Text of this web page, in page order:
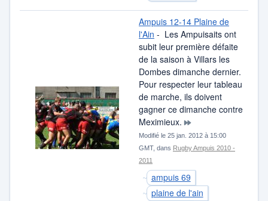
Ampuis 12-14 Plaine de
l'Ain - Les Ampuisaits ont
subit leur première défaite
de la saison à Villars les
Dombes dimanche dernier.
Pour respecter leur tableau
de marche, ils doivent
gagner ce dimanche contre
Meximieux.
Modifié le 25 jan. 2012 à 15:00
GMT, dans Rugby Ampuis 2010 -
2011
ampuis 69
plaine de l'ain